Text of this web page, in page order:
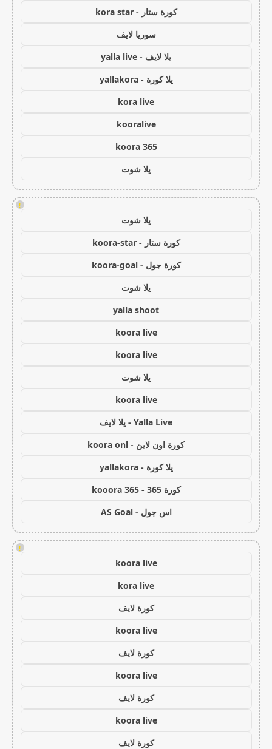
كورة ستار - kora star
سوريا لايف
يلا لايف - yalla live
يلا كورة - yallakora
kora live
kooralive
koora 365
يلا شوت
!
يلا شوت
كورة ستار - koora-star
كورة جول - koora-goal
يلا شوت
yalla shoot
koora live
koora live
يلا شوت
koora live
Yalla Live - يلا لايف
كورة اون لاين - koora onl
يلا كورة - yallakora
كورة 365 - kooora 365
اس جول - AS Goal
!
koora live
kora live
كورة لايف
koora live
كورة لايف
koora live
كورة لايف
koora live
كورة لايف